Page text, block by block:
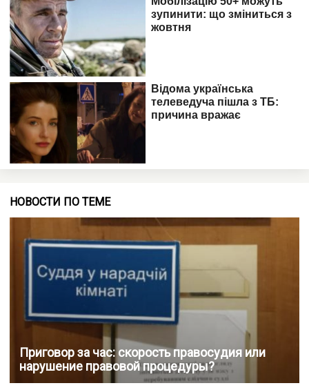
НОВОСТИ ПО ТЕМЕ
Приговор за час: скорость правосудия или
нарушение правовой процедуры?